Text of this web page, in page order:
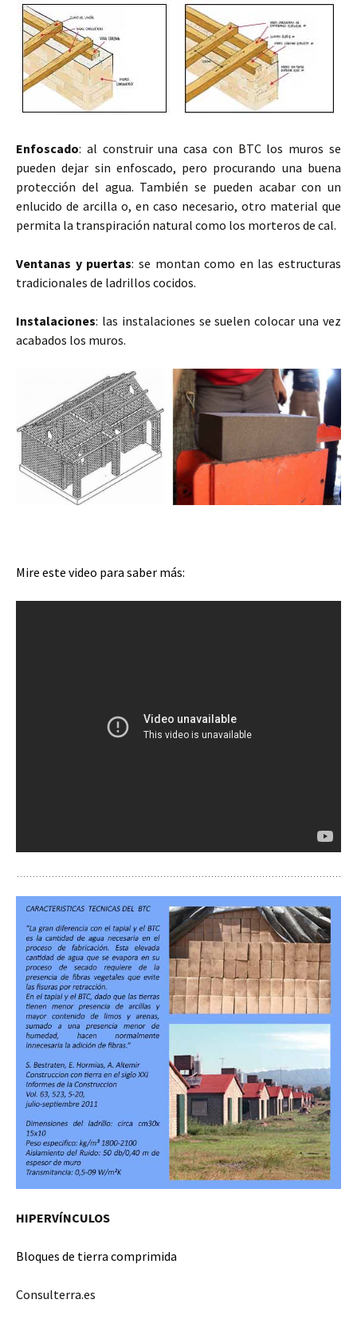
Enfoscado: al construir una casa con BTC los muros se
pueden dejar sin enfoscado, pero procurando una buena
protección del agua. También se pueden acabar con un
enlucido de arcilla o, en caso necesario, otro material que
permita la transpiración natural como los morteros de cal.
Ventanas y puertas: se montan como en las estructuras
tradicionales de ladrillos cocidos.
Instalaciones: las instalaciones se suelen colocar una vez
acabados los muros.
Mire este video para saber más:
HIPERVÍNCULOS
Bloques de tierra comprimida
Consulterra.es